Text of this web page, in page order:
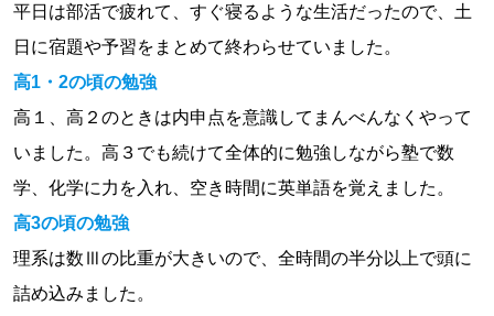
平日は部活で疲れて、すぐ寝るような生活だったので、土
日に宿題や予習をまとめて終わらせていました。
高1・2の頃の勉強
高１、高２のときは内申点を意識してまんべんなくやって
いました。高３でも続けて全体的に勉強しながら塾で数
学、化学に力を入れ、空き時間に英単語を覚えました。
高3の頃の勉強
理系は数Ⅲの比重が大きいので、全時間の半分以上で頭に
詰め込みました。